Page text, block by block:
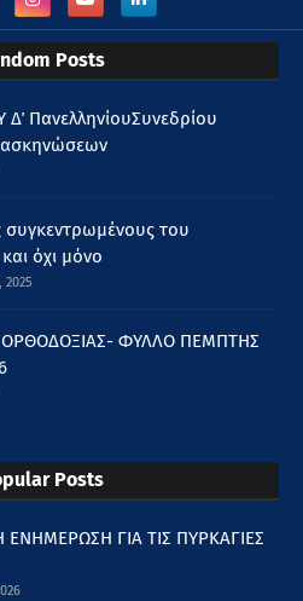
Posts
ΠανελληνίουΣυνεδρίου
συγκεντρωμένους του
όχι μόνο
2025
ΟΡΘΟΔΟΞΙΑΣ- ΦΥΛΛΟ ΠΕΜΠΤΗΣ
Posts
ΕΝΗΜΕΡΩΣΗ ΓΙΑ ΤΙΣ ΠΥΡΚΑΓΙΕΣ